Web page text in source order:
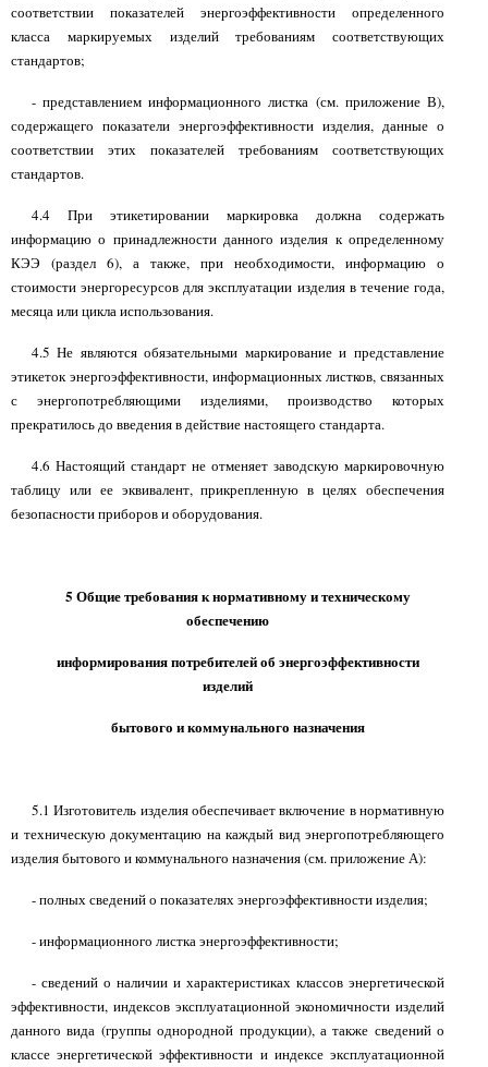
соответствии показателей энергоэффективности определенного
класса маркируемых изделий требованиям соответствующих
стандартов;
- представлением информационного листка (см. приложение В),
содержащего показатели энергоэффективности изделия, данные о
соответствии этих показателей требованиям соответствующих
стандартов.
4.4 При этикетировании маркировка должна содержать
информацию о принадлежности данного изделия к определенному
КЭЭ (раздел 6), а также, при необходимости, информацию о
стоимости энергоресурсов для эксплуатации изделия в течение года,
месяца или цикла использования.
4.5 Не являются обязательными маркирование и представление
этикеток энергоэффективности, информационных листков, связанных
с энергопотребляющими изделиями, производство которых
прекратилось до введения в действие настоящего стандарта.
4.6 Настоящий стандарт не отменяет заводскую маркировочную
таблицу или ее эквивалент, прикрепленную в целях обеспечения
безопасности приборов и оборудования.
5 Общие требования к нормативному и техническому
обеспечению
информирования потребителей об энергоэффективности
изделий
бытового и коммунального назначения
5.1 Изготовитель изделия обеспечивает включение в нормативную
и техническую документацию на каждый вид энергопотребляющего
изделия бытового и коммунального назначения (см. приложение А):
- полных сведений о показателях энергоэффективности изделия;
- информационного листка энергоэффективности;
- сведений о наличии и характеристиках классов энергетической
эффективности, индексов эксплуатационной экономичности изделий
данного вида (группы однородной продукции), а также сведений о
классе энергетической эффективности и индексе эксплуатационной